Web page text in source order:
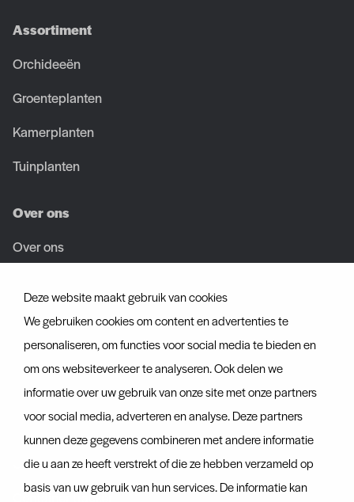
Deze website maakt gebruik van cookies
We gebruiken cookies om content en advertenties te
personaliseren, om functies voor social media te bieden en
om ons websiteverkeer te analyseren. Ook delen we
informatie over uw gebruik van onze site met onze partners
voor social media, adverteren en analyse. Deze partners
kunnen deze gegevens combineren met andere informatie
die u aan ze heeft verstrekt of die ze hebben verzameld op
basis van uw gebruik van hun services. De informatie kan
Assortiment
Orchideeën
Groenteplanten
Kamerplanten
Tuinplanten
Over ons
Over ons
Vacatures
Certificaten
Ontdek ook
Contact